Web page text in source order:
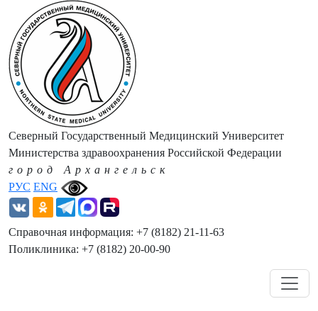
РУС ENG
Северный Государственный Медицинский Университет
Министерства здравоохранения Российской Федерации
город Архангельск
Справочная информация: +7 (8182) 21-11-63
Поликлиника: +7 (8182) 20-00-90